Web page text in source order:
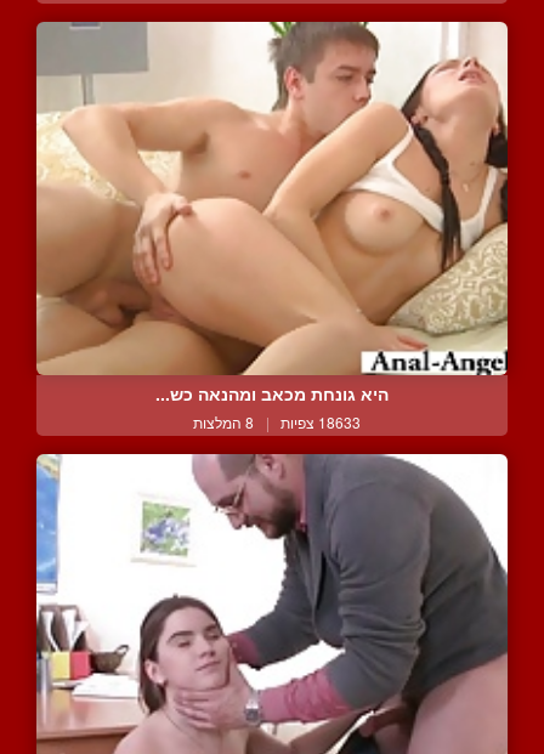
היא גונחת מכאב ומהנאה כש...
18633 צפיות | 8 המלצות